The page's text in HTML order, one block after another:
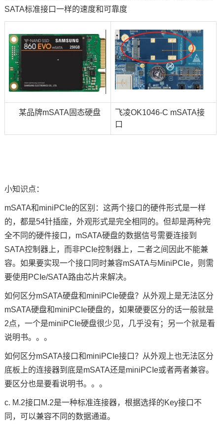
SATA标准接口一样的速度和可靠度
某品牌mSATA固态硬盘
飞凌OK1046-C mSATA接
口
小知识点：
mSATA和miniPCIe的区别：这两个接口的硬件形式是一样
的，都是54针插座，外观形式是完全相同的。但却是两种完
全不同的硬件接口，mSATA硬盘的数据信号需要连接到
SATA控制器上，而非PCIe控制器上，二者之间因此不能兼
容。如果要实现一个接口同时兼容mSATA与MiniPCIe，则需
要使用PCIe/SATA路由芯片来解决。
如何区分mSATA硬盘和miniPCIe硬盘？从外观上是无法区分
mSATA硬盘和miniPCIe硬盘的，如果硬要区分的话一般就是
2点，一个是miniPCIe硬盘很少见，几乎没有；另一个就是看
说明书。。。
如何区分mSATA接口和miniPCIe接口？从外观上也无法区分
底板上的连接器到底是mSATA还是miniPCIe或者两者兼容。
要区分也是要看说明书。。。
c. M.2接口M.2是一种标准连接器，根据选择的Key接口不
同，可以兼容不同的数据通道。